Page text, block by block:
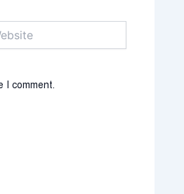
I comment.